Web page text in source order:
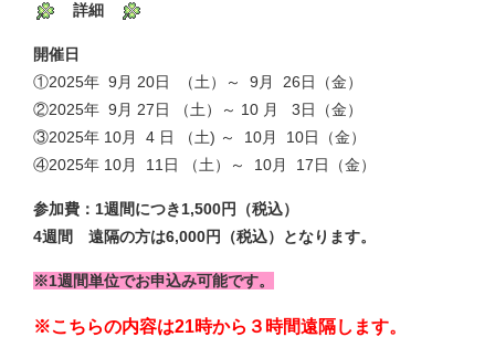
詳細
開催日
①2025年 9月 20日 （土）～ 9月 26日（金）
②2025年 9月 27日 （土）～ 10 月 3日（金）
③2025年 10月 4 日 （土) ～ 10月 10日（金）
④2025年 10月 11日 （土）～ 10月 17日（金）
参加費：1週間につき1,500円（税込）
4週間 遠隔の方は6,000円（税込）となります。
※1週間単位でお申込み可能です。
※こちらの内容は21時から３時間遠隔します。